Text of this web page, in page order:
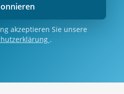
akzeptieren Sie unsere
.